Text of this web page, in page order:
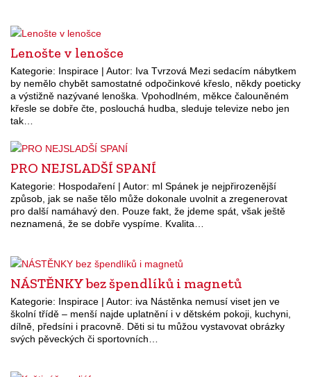
Lenošte v lenošce
Kategorie: Inspirace | Autor: Iva Tvrzová Mezi sedacím nábytkem
by nemělo chybět samostatné odpočinkové křeslo, někdy poeticky
a výstižně nazývané lenoška. Vpohodlném, měkce čalouněném
křesle se dobře čte, poslouchá hudba, sleduje televize nebo jen
tak…
PRO NEJSLADŠÍ SPANÍ
Kategorie: Hospodaření | Autor: ml Spánek je nejpřirozenější
způsob, jak se naše tělo může dokonale uvolnit a zregenerovat
pro další namáhavý den. Pouze fakt, že jdeme spát, však ještě
neznamená, že se dobře vyspíme. Kvalita…
NÁSTĚNKY bez špendlíků i magnetů
Kategorie: Inspirace | Autor: iva Nástěnka nemusí viset jen ve
školní třídě – menší najde uplatnění i v dětském pokoji, kuchyni,
dílně, předsíni i pracovně. Děti si tu můžou vystavovat obrázky
svých pěveckých či sportovních…